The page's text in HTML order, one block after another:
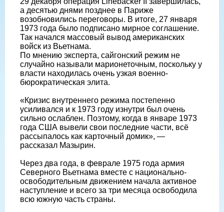
а десятью днями позднее в Париже
возобновились переговоры. В итоге, 27 января
1973 года было подписано мирное соглашение.
Так начался массовый вывод американских
войск из Вьетнама.
По мнению эксперта, сайгонский режим не
случайно называли марионеточным, поскольку у
власти находилась очень узкая военно-
бюрократическая элита.
«Кризис внутреннего режима постепенно
усиливался и к 1973 году изнутри был очень
сильно ослаблен. Поэтому, когда в январе 1973
года США вывели свои последние части, всё
рассыпалось как карточный домик», —
рассказал Мазырин.
Через два года, в феврале 1975 года армия
Северного Вьетнама вместе с национально-
освободительным движением начала активное
наступление и всего за три месяца освободила
всю южную часть страны.